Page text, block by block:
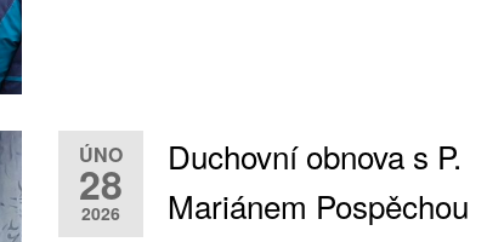
ÚNO
28
2026
Duchovní obnova s P.
Mariánem Pospěchou